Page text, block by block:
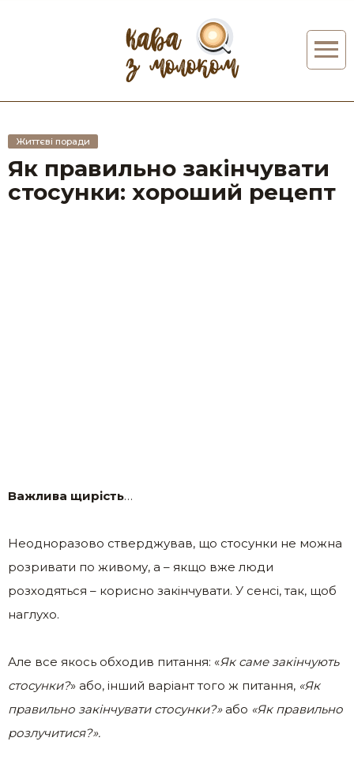
Життєві поради
Як правильно закінчувати
стосунки: хороший рецепт
Важлива щирість…
Неодноразово стверджував, що стосунки не можна
розривати по живому, а – якщо вже люди
розходяться – корисно закінчувати. У сенсі, так, щоб
наглухо.
Але все якось обходив питання: «Як саме закінчують
стосунки?» або, інший варіант того ж питання, «Як
правильно закінчувати стосунки?»або «Як правильно
розлучитися?».